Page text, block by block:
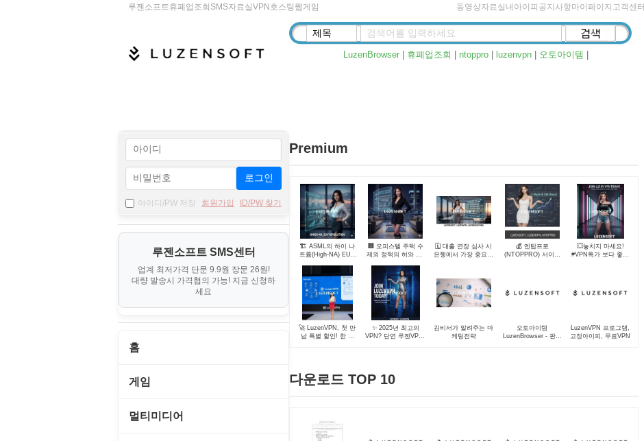
루젠소프트휴폐업조회 SMS자료실 VPN 호스팅 웹게임 동영상자료실 내아이피 공지사항마이페이지 고객센터
LuzenBrowser| 휴폐업조회 ntoppro| luzenvpn| 오토아이템
로그인
아이디/PW 저장 회원가입 ID/PW 찾기
루젠소프트 SMS센터
업계 최저가격 단문 9.9원 장문 26원!
대량 발송시 가격협의 가능! 지금 신청하
세요
홈
게임
게임 관련 툴
멀티미디어
Premium
🏗️ ASML의 하이 나
트륨(High-NA) EUV
🏢 오피스텔 주택 수
제외 정책의 허와 실:
이
🗓️ 대출 연장 심사 시
은행에서 가장 중요하
💰 엔탑프로
(NTOPPRO) 서이추
💥놓치지 마세요!
#VPN특가 보다 좋은
🚀 LuzenVPN, 첫 만
남 특별 할인! 한 달
✨ 2025년 최고의
VPN? 단연 루젠VPN!
김비서가 알려주는 마
케팅전략
오토아이템
LuzenBrowser - 판매
LuzenVPN 프로그램,
고정아이피, 무료VPN
다운로드 TOP 10